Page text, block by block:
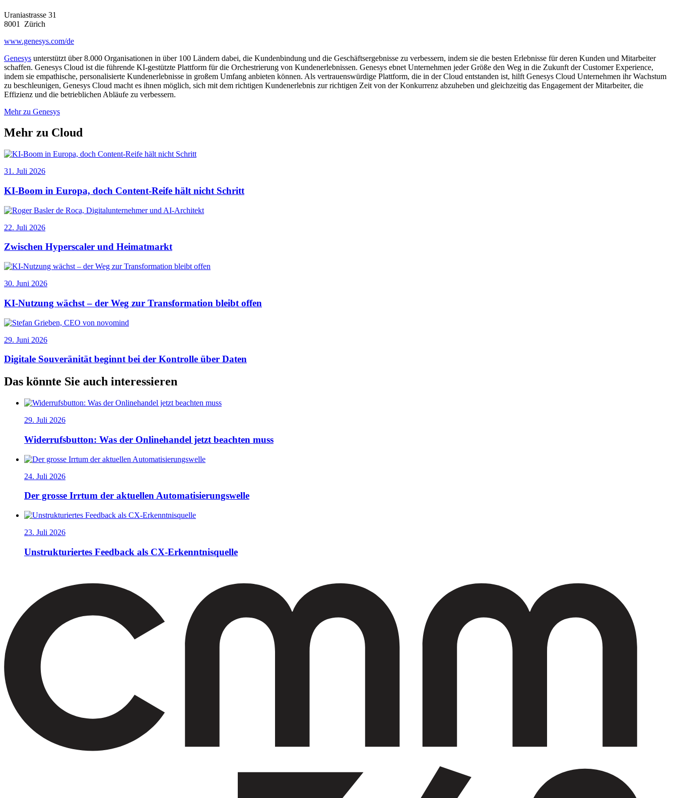
Uraniastrasse 31
8001
Zürich
www.genesys.com/de
Genesys unterstützt über 8.000 Organisationen in über 100 Ländern dabei, die Kundenbindung und die Geschäftsergebnisse zu verbessern, indem sie die besten Erlebnisse für deren Kunden und Mitarbeiter
schaffen. Genesys Cloud ist die führende KI-gestützte Plattform für die Orchestrierung von Kundenerlebnissen. Genesys ebnet Unternehmen jeder Größe den Weg in die Zukunft der Customer Experience,
indem sie empathische, personalisierte Kundenerlebnisse in großem Umfang anbieten können. Als vertrauenswürdige Plattform, die in der Cloud entstanden ist, hilft Genesys Cloud Unternehmen ihr Wachstum
zu beschleunigen, Genesys Cloud macht es ihnen möglich, sich mit dem richtigen Kundenerlebnis zur richtigen Zeit von der Konkurrenz abzuheben und gleichzeitig das Engagement der Mitarbeiter, die
Effizienz und die betrieblichen Abläufe zu verbessern.
Mehr zu Genesys
Mehr zu Cloud
31. Juli 2026
KI-Boom in Europa, doch Content-Reife hält nicht Schritt
22. Juli 2026
Zwischen Hyperscaler und Heimatmarkt
30. Juni 2026
KI-Nutzung wächst – der Weg zur Transformation bleibt offen
29. Juni 2026
Digitale Souveränität beginnt bei der Kontrolle über Daten
Das könnte Sie auch interessieren
29. Juli 2026
Widerrufsbutton: Was der Onlinehandel jetzt beachten muss
24. Juli 2026
Der grosse Irrtum der aktuellen Automatisierungswelle
23. Juli 2026
Unstrukturiertes Feedback als CX-Erkenntnisquelle